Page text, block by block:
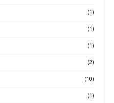
(1)
(1)
(1)
(2)
(10)
(1)